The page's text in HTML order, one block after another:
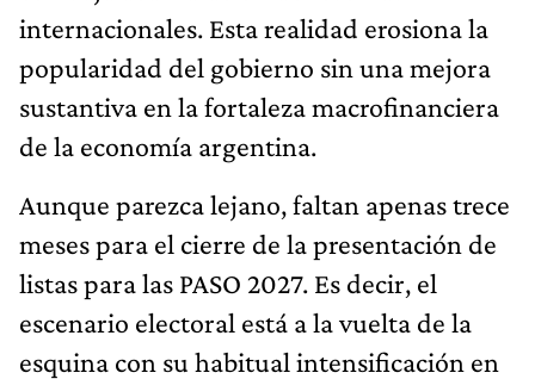
internacionales. Esta realidad erosiona la
popularidad del gobierno sin una mejora
sustantiva en la fortaleza macrofinanciera
de la economía argentina.
Aunque parezca lejano, faltan apenas trece
meses para el cierre de la presentación de
listas para las PASO 2027. Es decir, el
escenario electoral está a la vuelta de la
esquina con su habitual intensificación en